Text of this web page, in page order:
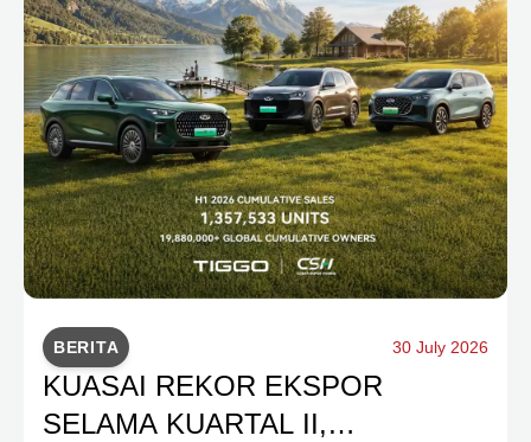
BERITA 30 July 2026
KUASAI REKOR EKSPOR
SELAMA KUARTAL II,